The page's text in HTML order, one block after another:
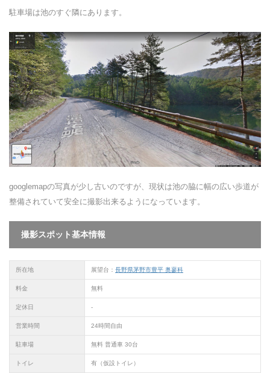
駐車場は池のすぐ隣にあります。
googlemapの写真が少し古いのですが、現状は池の脇に幅の広い歩道が
整備されていて安全に撮影出来るようになっています。
撮影スポット基本情報
所在地 展望台： 長野県茅野市豊平 奥蓼科
料金 無料
定休日 -
営業時間 24時間自由
駐車場 無料 普通車 30台
トイレ 有（仮設トイレ）